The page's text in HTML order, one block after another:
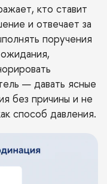
кто ставит
и отвечает за
поручения
— давать ясные
без причины и не
способ давления.